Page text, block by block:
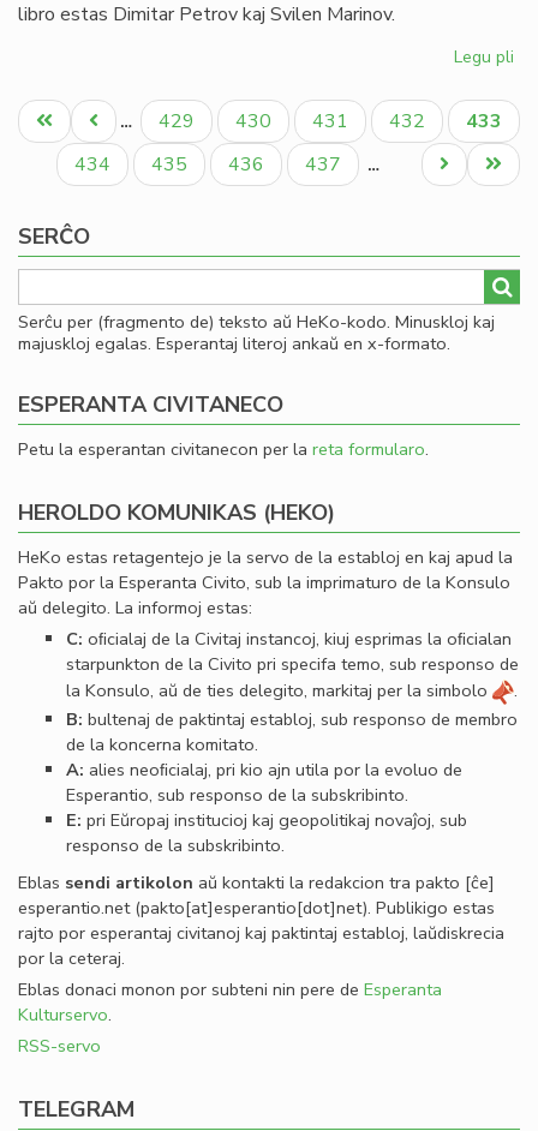
libro estas Dimitar Petrov kaj Svilen Marinov.
Legu pli
pri
D-
ro
Pagination
Unua
paĝo
Antaŭa
paĝo
… Paĝo
429 Paĝo
430 Paĝo
431 Paĝo
432
Aktuala
paĝo
433
Paĝo
434 Paĝo
435 Paĝo
436 Paĝo
437 …
Last
page
Next
page
SERĈO
Serĉu per (fragmento de) teksto aŭ HeKo-kodo. Minuskloj kaj
majuskloj egalas. Esperantaj literoj ankaŭ en x-formato.
ESPERANTA CIVITANECO
Petu la esperantan civitanecon per la reta formularo.
HEROLDO KOMUNIKAS (HEKO)
HeKo estas retagentejo je la servo de la establoj en kaj apud la
Pakto por la Esperanta Civito, sub la imprimaturo de la Konsulo
aŭ delegito. La informoj estas:
C: oﬁcialaj de la Civitaj instancoj, kiuj esprimas la oﬁcialan
starpunkton de la Civito pri specifa temo, sub responso de
la Konsulo, aŭ de ties delegito, markitaj per la simbolo
.
B: bultenaj de paktintaj establoj, sub responso de membro
de la koncerna komitato.
A: alies neoﬁcialaj, pri kio ajn utila por la evoluo de
Esperantio, sub responso de la subskribinto.
E: pri Eŭropaj institucioj kaj geopolitikaj novaĵoj, sub
responso de la subskribinto.
Eblas sendi artikolon aŭ kontakti la redakcion tra pakto [ĉe]
esperantio.net(pakto[at]esperantio[dot]net). Publikigo estas
rajto por esperantaj civitanoj kaj paktintaj establoj, laŭdiskrecia
por la ceteraj.
Eblas donaci monon por subteni nin pere de Esperanta
Kulturservo.
RSS-servo
TELEGRAM